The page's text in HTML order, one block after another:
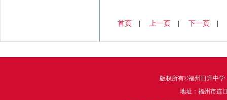
首页 上一页 下一页
版权所有©福州日升中
地址：福州市连